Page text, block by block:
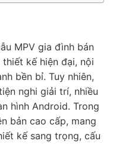
MPV gia đình bán
kế hiện đại, nội
bền bỉ. Tuy nhiên,
nghi giải trí, nhiều
hình Android. Trong
bản cao cấp, mang
kế sang trọng, cấu